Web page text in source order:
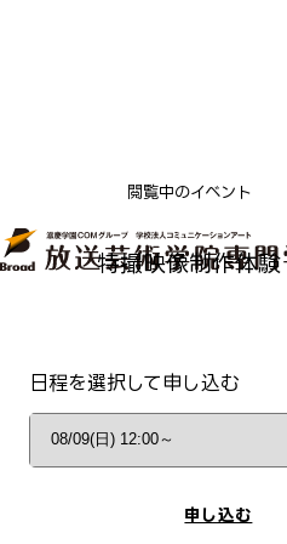
閲覧中のイベント
特撮映像制作体験
日程を選択して申し込む
申し込む